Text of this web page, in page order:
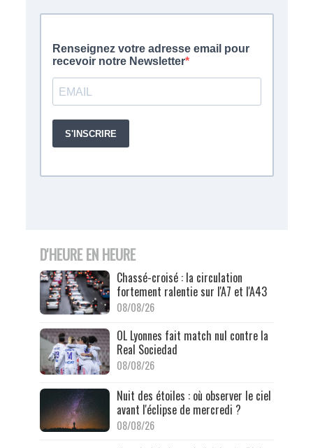
D'HEURE EN HEURE
Chassé-croisé : la circulation
fortement ralentie sur l'A7 et l'A43
08/08/26
OL Lyonnes fait match nul contre la
Real Sociedad
08/08/26
Nuit des étoiles : où observer le ciel
avant l'éclipse de mercredi ?
08/08/26